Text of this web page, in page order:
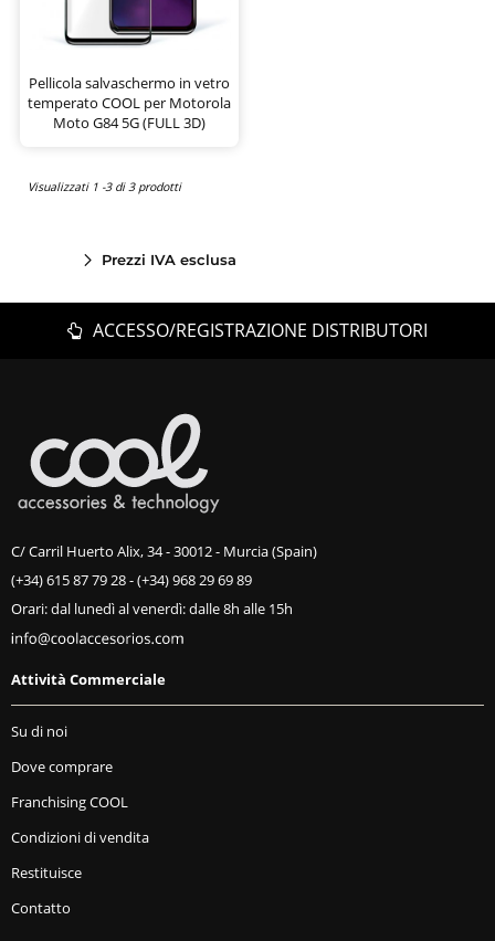
Pellicola salvaschermo in vetro
temperato COOL per Motorola
Moto G84 5G (FULL 3D)
Visualizzati 1 -3 di 3 prodotti
Prezzi IVA esclusa
ACCESSO/REGISTRAZIONE DISTRIBUTORI
C/ Carril Huerto Alix, 34 - 30012 - Murcia (Spain)
(+34) 615 87 79 28-(+34) 968 29 69 89
Orari: dal lunedì al venerdì: dalle 8h alle 15h
Attività Commerciale
Su di noi
Dove comprare
Franchising COOL
Condizioni di vendita
Restituisce
Contatto